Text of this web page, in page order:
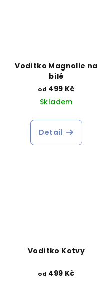
Vodítko Magnolie na
bílé
od 499 Kč
Skladem
Detail
Vodítko Kotvy
od 499 Kč